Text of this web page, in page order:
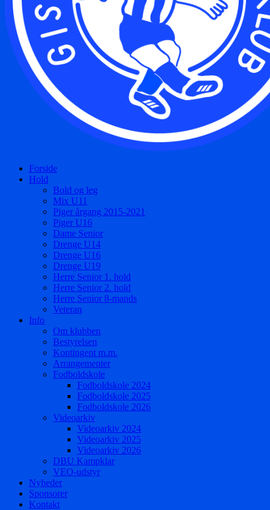
Forside
Hold
Bold og leg
Mix U11
Piger årgang 2015-2021
Piger U16
Dame Senior
Drenge U14
Drenge U16
Drenge U19
Herre Senior 1. hold
Herre Senior 2. hold
Herre Senior 8-mands
Veteran
Info
Om klubben
Bestyrelsen
Kontingent m.m.
Arrangementer
Fodboldskole
Fodboldskole 2024
Fodboldskole 2025
Fodboldskole 2026
Videoarkiv
Videoarkiv 2024
Videoarkiv 2025
Videoarkiv 2026
DBU Kampklar
VEO-udstyr
Nyheder
Sponsorer
Kontakt